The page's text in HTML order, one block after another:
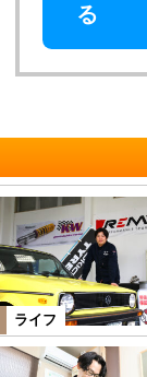
る
ライフ